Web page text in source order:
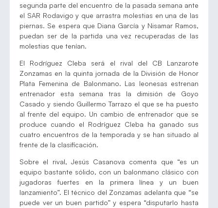
segunda parte del encuentro de la pasada semana ante
el SAR Rodavigo y que arrastra molestias en una de las
piernas. Se espera que Diana García y Nisamar Ramos,
puedan ser de la partida una vez recuperadas de las
molestias que tenían.
El Rodríguez Cleba será el rival del CB Lanzarote
Zonzamas en la quinta jornada de la División de Honor
Plata Femenina de Balonmano. Las leonesas estrenan
entrenador esta semana tras la dimisión de Goyo
Casado y siendo Guillermo Tarrazo el que se ha puesto
al frente del equipo. Un cambio de entrenador que se
produce cuando el Rodríguez Cleba ha ganado sus
cuatro encuentros de la temporada y se han situado al
frente de la clasificación.
Sobre el rival, Jesús Casanova comenta que “es un
equipo bastante sólido, con un balonmano clásico con
jugadoras fuertes en la primera línea y un buen
lanzamiento”. El técnico del Zonzamas adelanta que “se
puede ver un buen partido” y espera “disputarlo hasta